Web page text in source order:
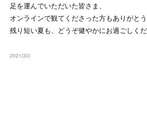
足を運んでいただいた皆さま、
オンラインで観てくださった方もありがとう
残り短い夏も、どうぞ健やかにお過ごしくだ
2021(33)